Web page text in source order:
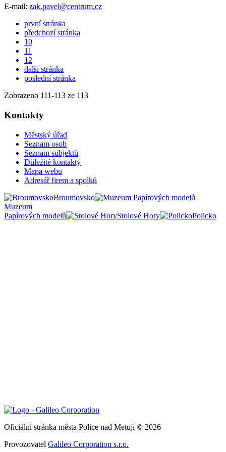
E-mail: zak.pavel@centrum.cz
první stránka
předchozí stránka
10
11
12
další stránka
poslední stránka
Zobrazeno 111-113 ze 113
Kontakty
Městský úřad
Seznam osob
Seznam subjektů
Důležité kontakty
Mapa webu
Adresář firem a spolků
Broumovsko
Muzeum
Papírových modelů
Stolové Hory Policko
Oficiální stránka města Police nad Metují © 2026
Provozovatel Galileo Corporation s.r.o.